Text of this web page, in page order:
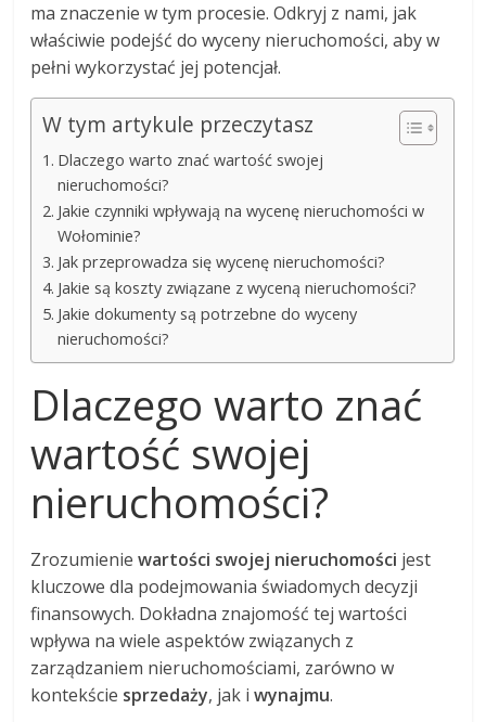
ma znaczenie w tym procesie. Odkryj z nami, jak
właściwie podejść do wyceny nieruchomości, aby w
pełni wykorzystać jej potencjał.
W tym artykule przeczytasz
Dlaczego warto znać wartość swojej
nieruchomości?
Jakie czynniki wpływają na wycenę nieruchomości w
Wołominie?
Jak przeprowadza się wycenę nieruchomości?
Jakie są koszty związane z wyceną nieruchomości?
Jakie dokumenty są potrzebne do wyceny
nieruchomości?
Dlaczego warto znać
wartość swojej
nieruchomości?
Zrozumieniewartości swojej nieruchomości jest
kluczowe dla podejmowania świadomych decyzji
finansowych. Dokładna znajomość tej wartości
wpływa na wiele aspektów związanych z
zarządzaniem nieruchomościami, zarówno w
kontekście sprzedaży, jak iwynajmu.